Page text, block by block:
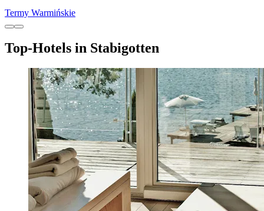
Termy Warmińskie
Top-Hotels in Stabigotten